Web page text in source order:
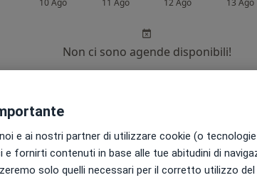
10 Ago 11 Ago 12 Ago 13 Ago
Non ci sono agende disponibili!
e ai nostri partner di utilizzare cookie (o
fornirti contenuti in base alle tue abitudini di
solo quelli necessari per il corretto utilizzo